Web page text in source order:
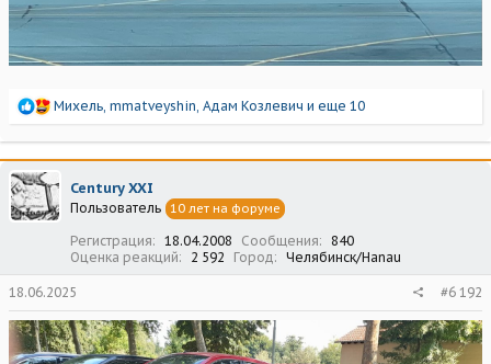
Р
а
к
и
и
Михель, mmatveyshin, Адам Козлевич и еще 10
Century XXI
Пользователь 10 лет на форуме
Регистрация 18.04.2008 Сообщения
840
Оценка реакций
2 592 Город Челябинск/Hanau
18.06.2025 #6 192